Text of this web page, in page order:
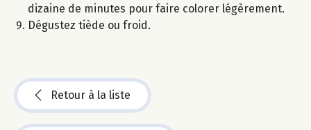
dizaine de minutes pour faire colorer légèrement.
Dégustez tiède ou froid.
Retour à la liste